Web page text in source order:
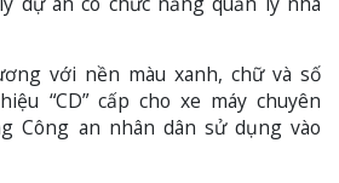
với nền màu xanh, chữ và số
“CD” cấp cho xe máy chuyên
Công an nhân dân sử dụng vào